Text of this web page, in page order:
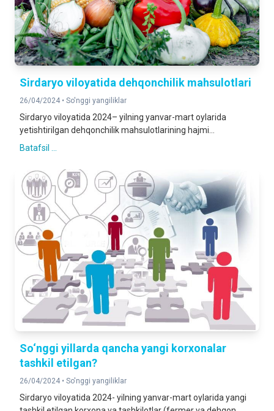
Sirdaryo viloyatida dehqonchilik mahsulotlari
26/04/2024 • So'nggi yangiliklar
Sirdaryo viloyatida 2024– yilning yanvar-mart oylarida
yetishtirilgan dehqonchilik mahsulotlarining hajmi...
Batafsil ...
So‘nggi yillarda qancha yangi korxonalar
tashkil etilgan?
26/04/2024 • So'nggi yangiliklar
Sirdaryo viloyatida 2024- yilning yanvar-mart oylarida yangi